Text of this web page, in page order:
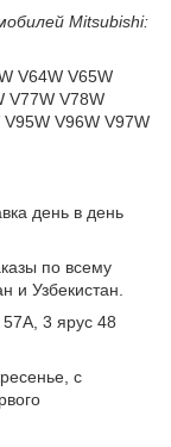
Mitsubishi:
V64W V65W
V77W V78W
V96W V97W
день в день
по всему
и Узбекистан.
3 ярус 48
с